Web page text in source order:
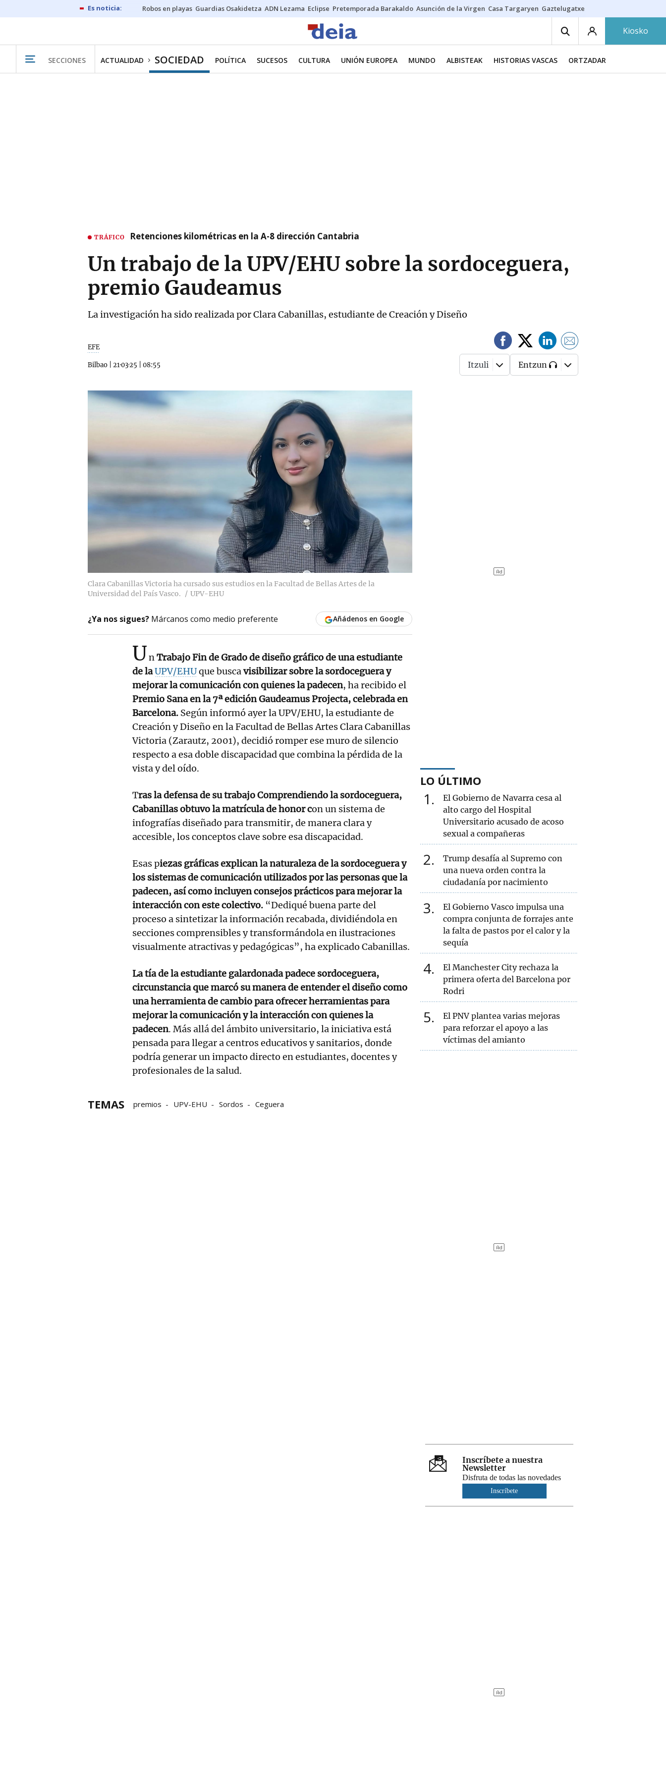
Robos en playas Guardias Osakidetza ADN Lezama Eclipse Pretemporada Barakaldo Asunción de la Virgen Casa Targaryen Gaztelugatxe
Kiosko
SECCIONES ACTUALIDAD SOCIEDAD POLÍTICA SUCESOS CULTURA UNIÓN EUROPEA MUNDO ALBISTEAK HISTORIAS VASCAS ORTZADAR
TRÁFICO Retenciones kilométricas en la A-8 dirección Cantabria
Un trabajo de la UPV/EHU sobre la sordoceguera,
premio Gaudeamus
La investigación ha sido realizada por Clara Cabanillas, estudiante de Creación y Diseño
EFE
Bilbao 21·03·25 08:55 Itzuli Entzun
Clara Cabanillas Victoria ha cursado sus estudios en la Facultad de Bellas Artes de la
Universidad del País Vasco.
UPV-EHU
¿Ya nos sigues? Márcanos como medio preferente Añádenos en Google
UnTrabajo Fin de Grado de diseño gráfico de una estudiante
de laUPV/EHUque buscavisibilizar sobre la sordoceguera y
mejorar la comunicación con quienes la padecen, ha recibido el
Premio Sana en la 7ª edición Gaudeamus Projecta, celebrada en
Barcelona. Según informó ayer la UPV/EHU, la estudiante de
Creación y Diseño en la Facultad de Bellas Artes Clara Cabanillas
Victoria (Zarautz, 2001), decidió romper ese muro de silencio
respecto a esa doble discapacidad que combina la pérdida de la
vista y del oído.
Tras la defensa de su trabajo Comprendiendo la sordoceguera,
Cabanillas obtuvo la matrícula de honor con un sistema de
infografías diseñado para transmitir, de manera clara y
accesible, los conceptos clave sobre esa discapacidad.
Esas piezas gráficas explican la naturaleza de la sordoceguera y
los sistemas de comunicación utilizados por las personas que la
padecen, así como incluyen consejos prácticos para mejorar la
interacción con este colectivo. “Dediqué buena parte del
proceso a sintetizar la información recabada, dividiéndola en
secciones comprensibles y transformándola en ilustraciones
visualmente atractivas y pedagógicas”, ha explicado Cabanillas.
La tía de la estudiante galardonada padece sordoceguera,
circunstancia que marcó su manera de entender el diseño como
una herramienta de cambio para ofrecer herramientas para
mejorar la comunicación y la interacción con quienes la
padecen. Más allá del ámbito universitario, la iniciativa está
pensada para llegar a centros educativos y sanitarios, donde
podría generar un impacto directo en estudiantes, docentes y
profesionales de la salud.
TEMAS premios UPV-EHU Sordos Ceguera
LO ÚLTIMO
1
El Gobierno de Navarra cesa al
alto cargo del Hospital
Universitario acusado de acoso
sexual a compañeras
2
Trump desafía al Supremo con
una nueva orden contra la
ciudadanía por nacimiento
3
El Gobierno Vasco impulsa una
compra conjunta de forrajes ante
la falta de pastos por el calor y la
sequía
4
El Manchester City rechaza la
primera oferta del Barcelona por
Rodri
5
El PNV plantea varias mejoras
para reforzar el apoyo a las
víctimas del amianto
Inscríbete a nuestra
Newsletter
Disfruta de todas las novedades
Inscríbete